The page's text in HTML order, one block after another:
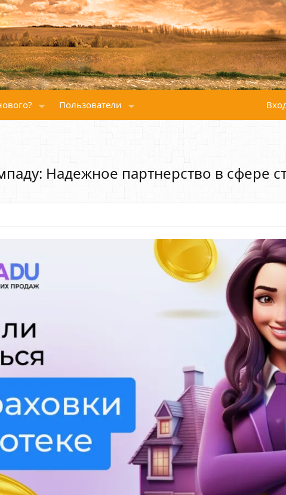
Пользователи
Надежное партнерство в сфере